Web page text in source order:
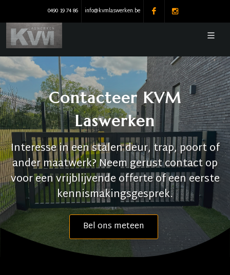
0490 19 74 86 info@kvmlaswerken.be
Contacteer KVM
Laswerken
Interesse in een stalen deur, trap, poort of
ander maatwerk? Neem gerust contact op
voor een vrijblijvende offerte of een eerste
kennismakingsgesprek.
Bel ons meteen